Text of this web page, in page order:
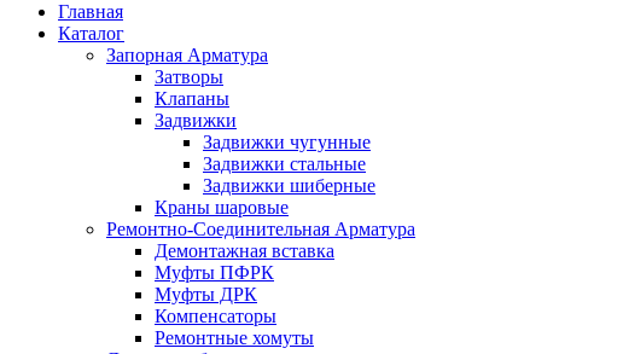
Главная
Каталог
Запорная Арматура
Затворы
Клапаны
Задвижки
Задвижки чугунные
Задвижки стальные
Задвижки шиберные
Краны шаровые
Ремонтно-Соединительная Арматура
Демонтажная вставка
Муфты ПФРК
Муфты ДРК
Компенсаторы
Ремонтные хомуты